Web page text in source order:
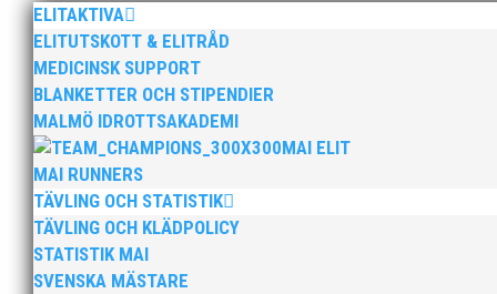
ELITAKTIVA
ELITUTSKOTT & ELITRÅD
MEDICINSK SUPPORT
BLANKETTER OCH STIPENDIER
MALMÖ IDROTTSAKADEMI
MAI ELIT
MAI RUNNERS
TÄVLING OCH STATISTIK
TÄVLING OCH KLÄDPOLICY
STATISTIK MAI
SVENSKA MÄSTARE
Regelverket kring tävlingar gör att allt blir
fall tränaren stod och klappade. Speakern
Det måste kännas konstigt att tävla och att
efter den andra vanns av våra fantastiska
sträckor upp till 200 meter, 400